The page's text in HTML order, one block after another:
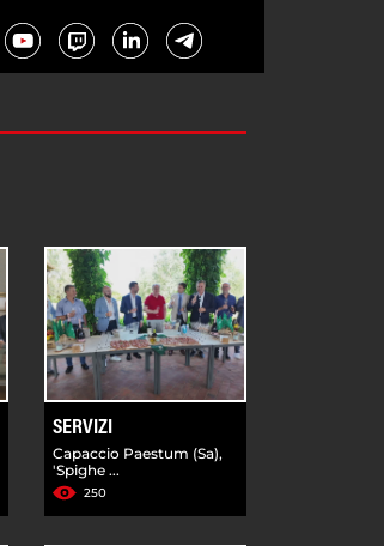
SERVIZI
Capaccio Paestum (Sa),
'Spighe ...
250